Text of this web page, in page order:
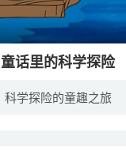
童话里的科学探险
科学探险的童趣之旅